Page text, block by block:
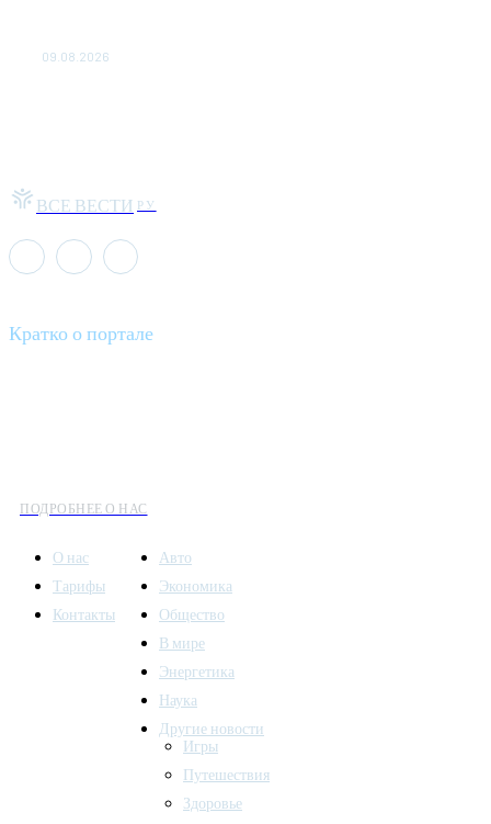
09.08.2026
ВСЕ ВЕСТИ РУ
Кратко о портале
ПОДРОБНЕЕ О НАС
О нас
Тарифы
Контакты
Авто
Экономика
Общество
В мире
Энергетика
Наука
Другие новости
Игры
Путешествия
Здоровье